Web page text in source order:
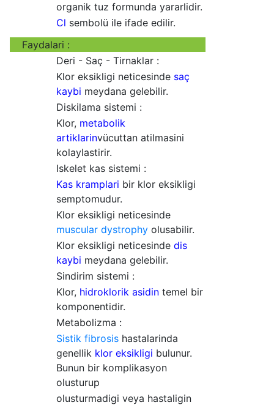
organik tuz formunda yararlidir.
Cl sembolü ile ifade edilir.
Faydalari :
Deri - Saç - Tirnaklar :
Klor eksikligi neticesinde saç
kaybi meydana gelebilir.
Diskilama sistemi :
Klor, metabolik
artiklarinvücuttan atilmasini
kolaylastirir.
Iskelet kas sistemi :
Kas kramplari bir klor eksikligi
semptomudur.
Klor eksikligi neticesinde
muscular dystrophy olusabilir.
Klor eksikligi neticesinde dis
kaybi meydana gelebilir.
Sindirim sistemi :
Klor, hidroklorik asidin temel bir
komponentidir.
Metabolizma :
Sistik fibrosis hastalarinda
genellik klor eksikligi bulunur.
Bunun bir komplikasyon
olusturup
olusturmadigi veya hastaligin